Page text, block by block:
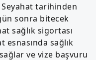
Seyahat tarihinden
sonra bitecek
sağlık sigortası
esnasında sağlık
ve vize başvuru